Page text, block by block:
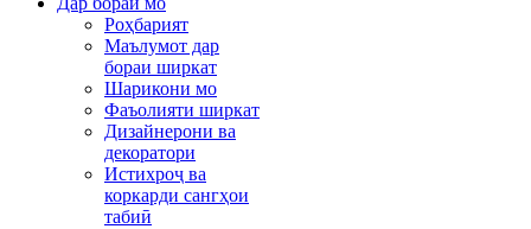
Роҳбарият
Маълумот дар
бораи ширкат
Шарикони мо
Фаъолияти ширкат
Дизайнерони ва
декоратори
Истихроҷ ва
коркарди сангҳои
табиӣ